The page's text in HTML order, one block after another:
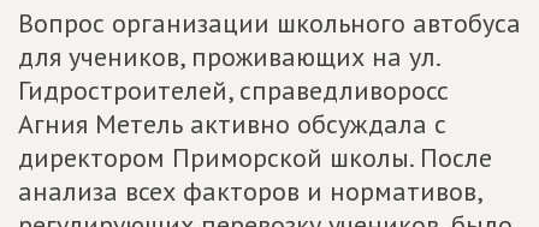
Вопрос организации школьного автобуса
для учеников, проживающих на ул.
Гидростроителей, справедливоросс
Агния Метель активно обсуждала с
директором Приморской школы. После
анализа всех факторов и нормативов,